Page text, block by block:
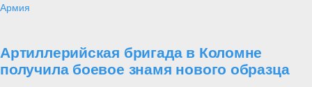
Армия
Артиллерийская бригада в Коломне
получила боевое знамя нового образца